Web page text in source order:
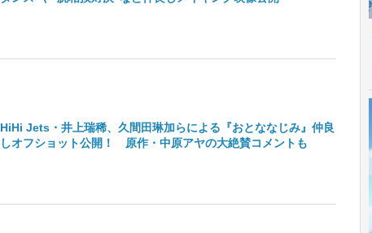
HiHi Jets・井上瑞稀、久間田琳加らによる『おとななじみ』仲良
しオフショット公開！ 原作・中原アヤの大絶賛コメントも